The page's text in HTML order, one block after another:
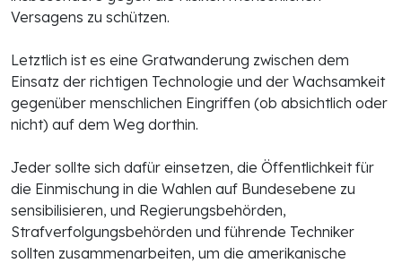
Versagens zu schützen.
Letztlich ist es eine Gratwanderung zwischen dem
Einsatz der richtigen Technologie und der Wachsamkeit
gegenüber menschlichen Eingriffen (ob absichtlich oder
nicht) auf dem Weg dorthin.
Jeder sollte sich dafür einsetzen, die Öffentlichkeit für
die Einmischung in die Wahlen auf Bundesebene zu
sensibilisieren, und Regierungsbehörden,
Strafverfolgungsbehörden und führende Techniker
sollten zusammenarbeiten, um die amerikanische